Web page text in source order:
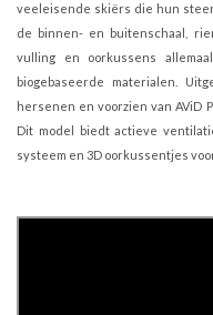
veeleisende skiërs die hun
de binnen- en buitenschaal,
vulling en oorkussens
biogebaseerde materialen.
hersenen en voorzien van AViD
Dit model biedt actieve
systeem en 3D oorkussentjes